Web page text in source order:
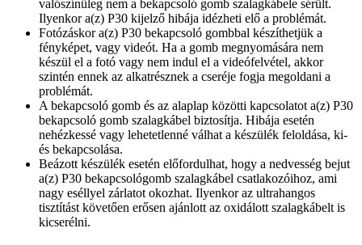
valószínűleg nem a bekapcsoló gomb szalagkábele sérült.
Ilyenkor a(z) P30 kijelző hibája idézheti elő a problémát.
Fotózáskor a(z) P30 bekapcsoló gombbal készíthetjük a
fényképet, vagy videót. Ha a gomb megnyomására nem
készül el a fotó vagy nem indul el a videófelvétel, akkor
szintén ennek az alkatrésznek a cseréje fogja megoldani a
problémát.
A bekapcsoló gomb és az alaplap közötti kapcsolatot a(z) P30
bekapcsoló gomb szalagkábel biztosítja. Hibája esetén
nehézkessé vagy lehetetlenné válhat a készülék feloldása, ki-
és bekapcsolása.
Beázott készülék esetén előfordulhat, hogy a nedvesség bejut
a(z) P30 bekapcsológomb szalagkábel csatlakozóihoz, ami
nagy eséllyel zárlatot okozhat. Ilyenkor az ultrahangos
tisztítást követően erősen ajánlott az oxidálott szalagkábelt is
kicserélni.